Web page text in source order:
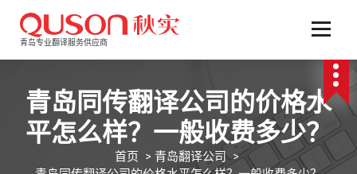
文
青岛专业翻译服务供应商
青岛同传翻译公司的价格水
平怎么样？一般收费多少？
首页 > 青岛翻译公司>